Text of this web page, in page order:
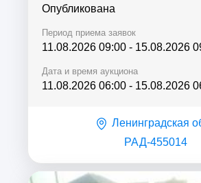
Опубликована
Период приема заявок
11.08.2026 09:00 - 15.08.2026
Дата и время аукциона
11.08.2026 06:00 - 15.08.2026
Ленинградская
РАД-455014